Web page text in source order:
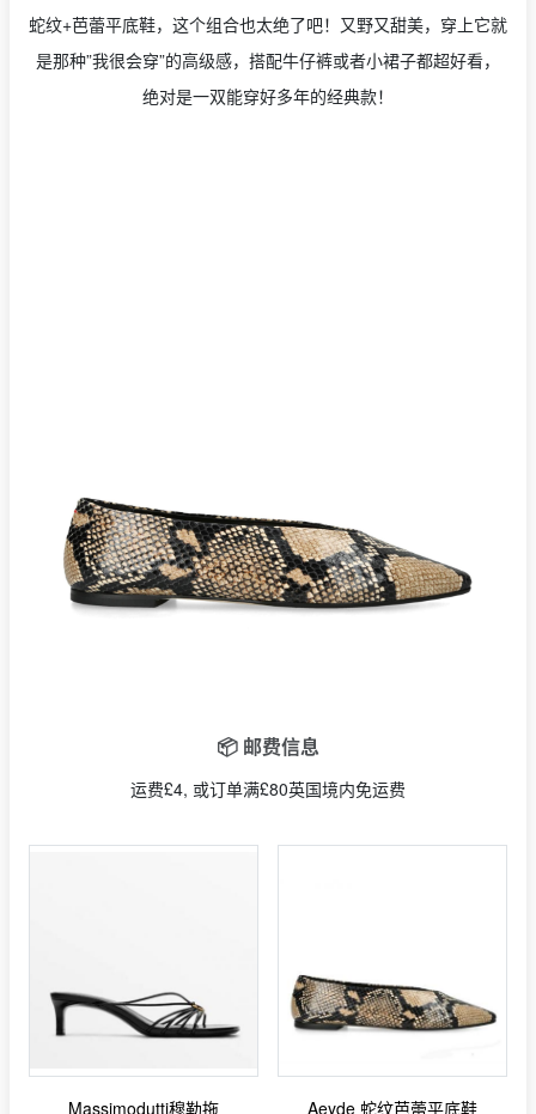
蛇纹+芭蕾平底鞋，这个组合也太绝了吧！又野又甜美，穿上它就
是那种”我很会穿”的高级感，搭配牛仔裤或者小裙子都超好看，
绝对是一双能穿好多年的经典款！
📦 邮费信息
运费£4, 或订单满£80英国境内免运费
Massimodutti穆勒拖 Aeyde 蛇纹芭蕾平底鞋